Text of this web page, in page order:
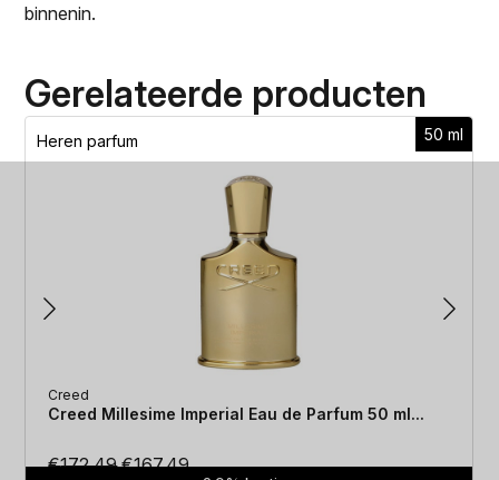
binnenin.
Gerelateerde producten
50 ml
Heren parfum
Creed
Creed Millesime Imperial Eau de Parfum 50 ml...
€172.49Oorspronkelijke
€167.49Huidige